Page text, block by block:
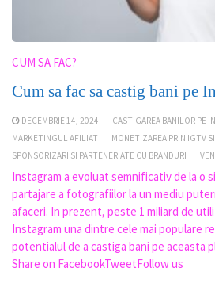
CUM SA FAC?
Cum sa fac sa castig bani pe
DECEMBRIE 14, 2024
CASTIGAREA BANILOR PE
MARKETINGUL AFILIAT
MONETIZAREA PRIN IGTV
SPONSORIZARI SI PARTENERIATE CU BRANDURI
Instagram a evoluat semnificativ de la o
partajare a fotografiilor la un mediu
afaceri. In prezent, peste 1 miliard de
Instagram una dintre cele mai populare
potentialul de a castiga bani pe aceasta
Share on FacebookTweetFollow us